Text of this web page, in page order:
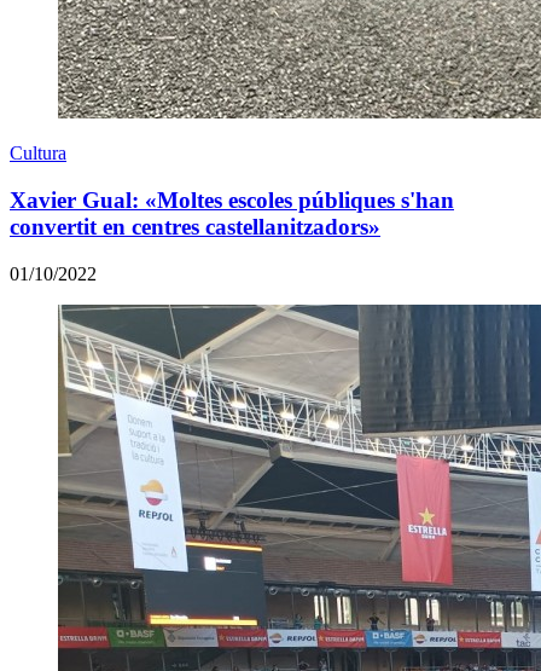
Cultura
Xavier Gual: «Moltes escoles públiques s'han
convertit en centres castellanitzadors»
01/10/2022